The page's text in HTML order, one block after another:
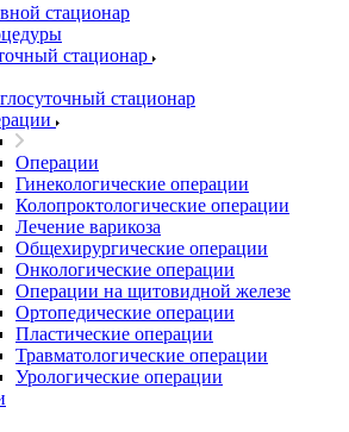
стационар
стационар
стационар
Операции
Гинекологические операции
Колопроктологические операции
Лечение варикоза
Общехирургические операции
Онкологические операции
Операции на щитовидной железе
Ортопедические операции
Пластические операции
Травматологические операции
Урологические операции